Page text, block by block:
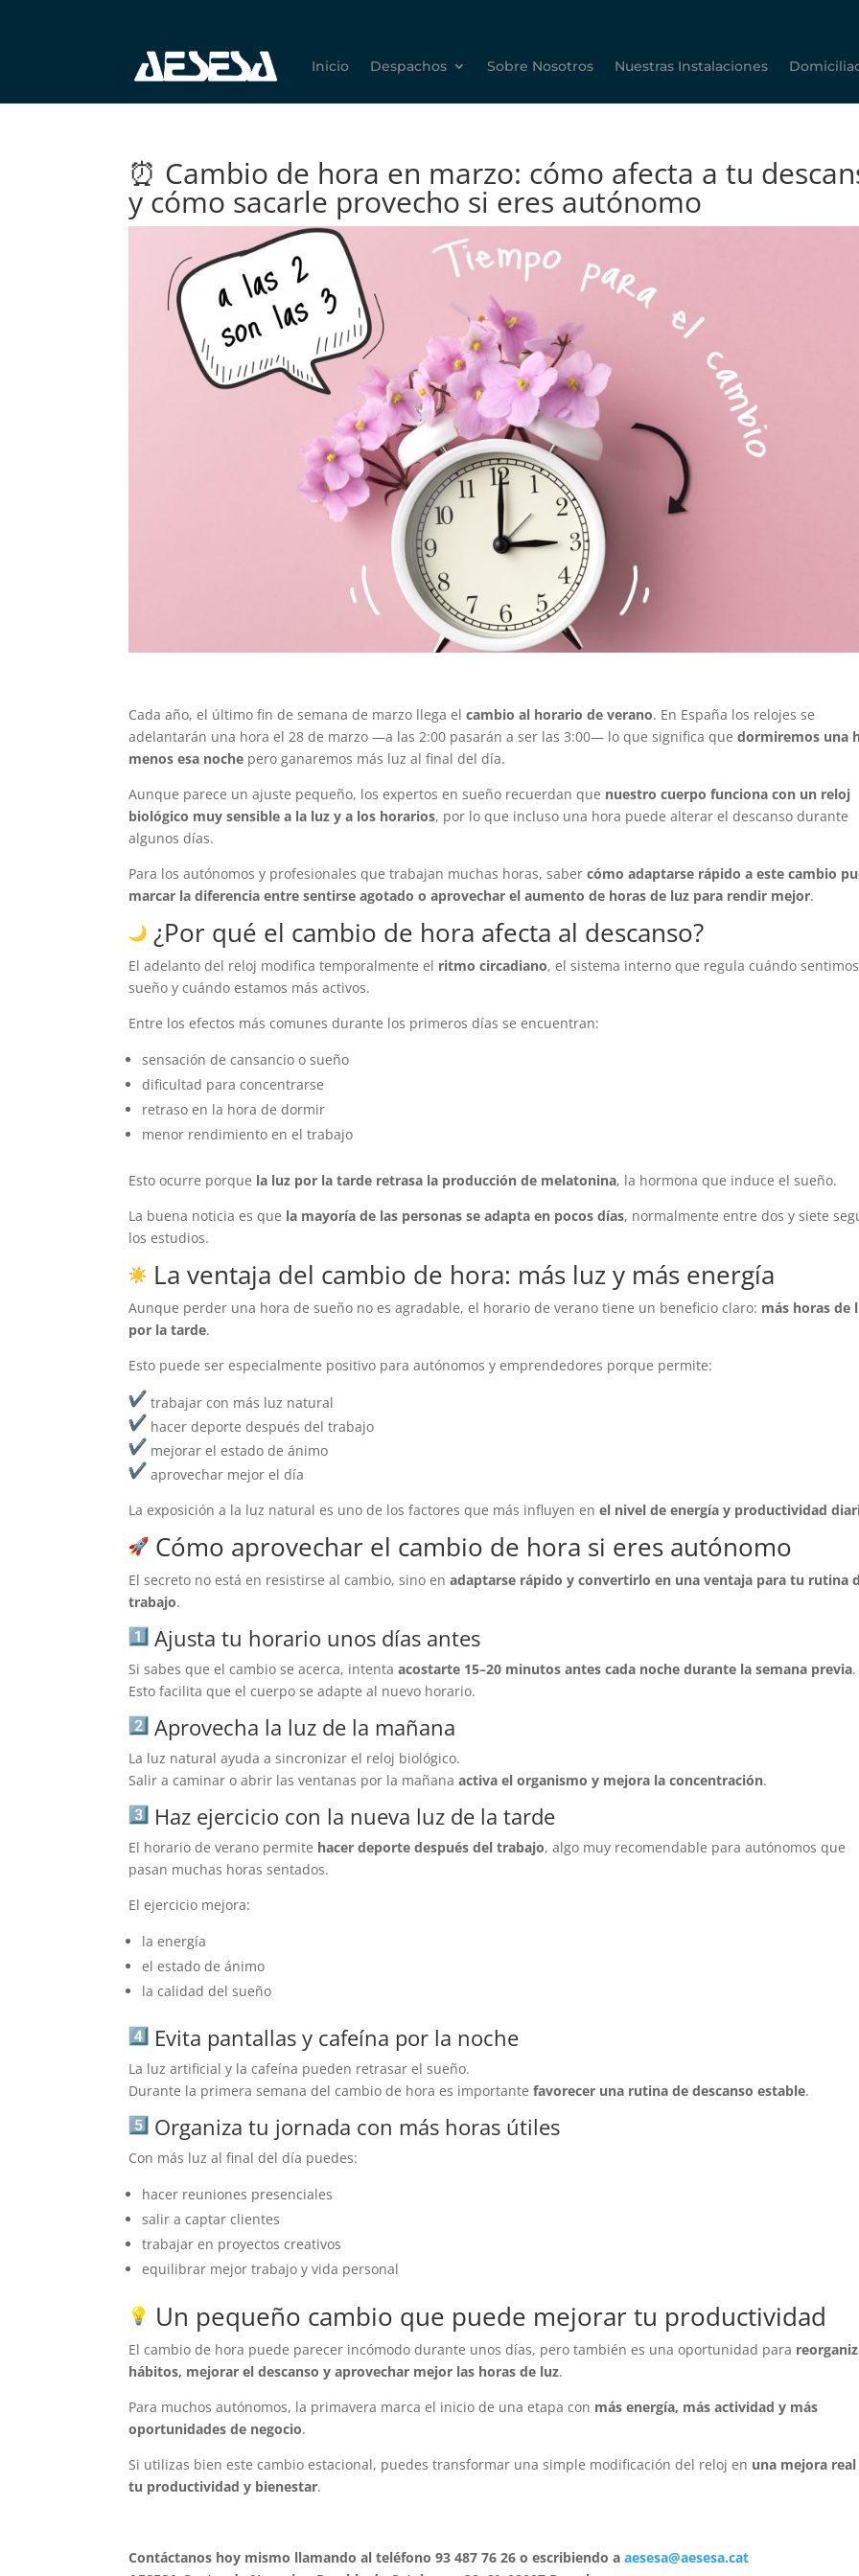
Inicio Despachos Sobre Nosotros Nuestras Instalaciones
⏰ Cambio de hora en marzo: cómo afecta a tu
y cómo sacarle provecho si eres autónomo
Cada año, el último fin de semana de marzo llega elcambio al horario de verano. En España los relojes se
adelantarán una hora el 28 de marzo —a las 2:00 pasarán a ser las 3:00— lo que significa quedormiremos una
menos esa noche pero ganaremos más luz al final del día.
Aunque parece un ajuste pequeño, los expertos en sueño recuerdan que nuestro cuerpo funciona con un reloj
biológico muy sensible a la luz y a los horarios, por lo que incluso una hora puede alterar el descanso durante
algunos días.
Para los autónomos y profesionales que trabajan muchas horas, sabercómo adaptarse rápido a este cambio
marcar la diferencia entre sentirse agotado o aprovechar el aumento de horas de luz para rendir mejor.
¿Por qué el cambio de hora afecta al descanso?
El adelanto del reloj modifica temporalmente el ritmo circadiano, el sistema interno que regula cuándo sentimos
sueño y cuándo estamos más activos.
Entre los efectos más comunes durante los primeros días se encuentran:
sensación de cansancio o sueño
dificultad para concentrarse
retraso en la hora de dormir
menor rendimiento en el trabajo
Esto ocurre porque la luz por la tarde retrasa la producción de melatonina, la hormona que induce el sueño.
La buena noticia es que la mayoría de las personas se adapta en pocos días, normalmente entre dos y siete
los estudios.
La ventaja del cambio de hora: más luz y más energía
Aunque perder una hora de sueño no es agradable, el horario de verano tiene un beneficio claro: más horas de
por la tarde.
Esto puede ser especialmente positivo para autónomos y emprendedores porque permite:
trabajar con más luz natural
hacer deporte después del trabajo
mejorar el estado de ánimo
aprovechar mejor el día
La exposición a la luz natural es uno de los factores que más influyen enel nivel de energía y productividad
Cómo aprovechar el cambio de hora si eres autónomo
El secreto no está en resistirse al cambio, sino enadaptarse rápido y convertirlo en una ventaja para tu rutina
trabajo.
Ajusta tu horario unos días antes
Si sabes que el cambio se acerca, intentaacostarte 15–20 minutos antes cada noche durante la semana previa.
Esto facilita que el cuerpo se adapte al nuevo horario.
Aprovecha la luz de la mañana
La luz natural ayuda a sincronizar el reloj biológico.
Salir a caminar o abrir las ventanas por la mañanaactiva el organismo y mejora la concentración.
Haz ejercicio con la nueva luz de la tarde
El horario de verano permite hacer deporte después del trabajo, algo muy recomendable para autónomos que
pasan muchas horas sentados.
El ejercicio mejora:
la energía
el estado de ánimo
la calidad del sueño
Evita pantallas y cafeína por la noche
La luz artificial y la cafeína pueden retrasar el sueño.
Durante la primera semana del cambio de hora es importantefavorecer una rutina de descanso estable.
Organiza tu jornada con más horas útiles
Con más luz al final del día puedes:
hacer reuniones presenciales
salir a captar clientes
trabajar en proyectos creativos
equilibrar mejor trabajo y vida personal
Un pequeño cambio que puede mejorar tu productividad
El cambio de hora puede parecer incómodo durante unos días, pero también es una oportunidad para
hábitos, mejorar el descanso y aprovechar mejor las horas de luz.
Para muchos autónomos, la primavera marca el inicio de una etapa con más energía, más actividad y más
oportunidades de negocio.
Si utilizas bien este cambio estacional, puedes transformar una simple modificación del reloj en una mejora real
tu productividad y bienestar.
Contáctanos hoy mismo llamando al teléfono 93 487 76 26 o escribiendo aaesesa@aesesa.cat